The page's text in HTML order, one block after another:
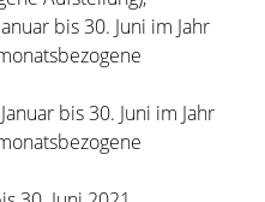
bis 30. Juni im Jahr
bis 30. Juni im Jahr